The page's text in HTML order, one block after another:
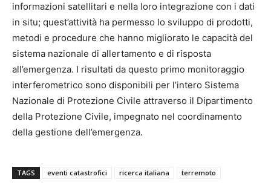
informazioni satellitari e nella loro integrazione con i dati
in situ; quest’attività ha permesso lo sviluppo di prodotti,
metodi e procedure che hanno migliorato le capacità del
sistema nazionale di allertamento e di risposta
all’emergenza. I risultati da questo primo monitoraggio
interferometrico sono disponibili per l’intero Sistema
Nazionale di Protezione Civile attraverso il Dipartimento
della Protezione Civile, impegnato nel coordinamento
della gestione dell’emergenza.
TAGS eventi catastrofici ricerca italiana terremoto